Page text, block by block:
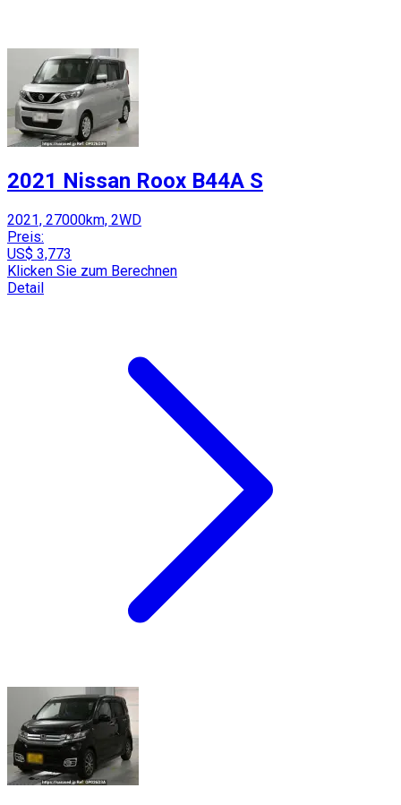
2021 Nissan Roox B44A S
2021, 27000km, 2WD
Preis:
US$ 3,773
Klicken Sie zum Berechnen
Detail